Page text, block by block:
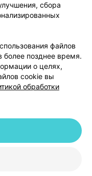
маркетинг
Доставка
Партнеры
103.by
Cookie
Республика Беларусь,
сбора
файлов
более позднее время.
о целях,
cookie вы
обработки